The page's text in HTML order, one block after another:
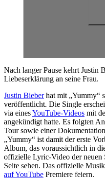
Nach langer Pause kehrt Justin
Liebeserklärung an seine Frau.
Justin Bieberhat mit „Yummy“
veröffentlicht. Die Single
via einesYouTube-Videos mit
angekündigt hatte. Es folgten
Tour sowie einer
„Yummy“ ist damit der erste
Album, das voraussichtlich in
offizielle Lyric-Video der neuen
Seite sehen. Das offizielle
auf YouTube Premiere feiern.